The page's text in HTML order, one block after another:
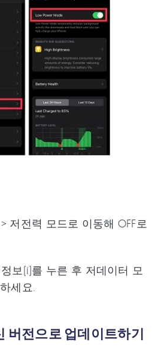
저전력 모드로 이동해 OFF로
보(i)를 누른 후 저데이터 모
세요.
버전으로 업데이트하기